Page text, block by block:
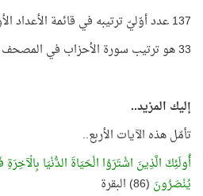
137 عدد أوّليّ ترتيبه في قائمة الأعداد الأوّليّة رقم 33
33 هو ترتيب سورة الأحزاب في المصحف حيث وردت هذه الآية!
إليك المزيد..
تأمّل هذه الآيات الأربع..
أُولَئِكَ الَّذِينَ اشْتَرَوُا الْحَيَاةَ الدُّنْيَا
يُنْصَرُونَ (86) البقرة